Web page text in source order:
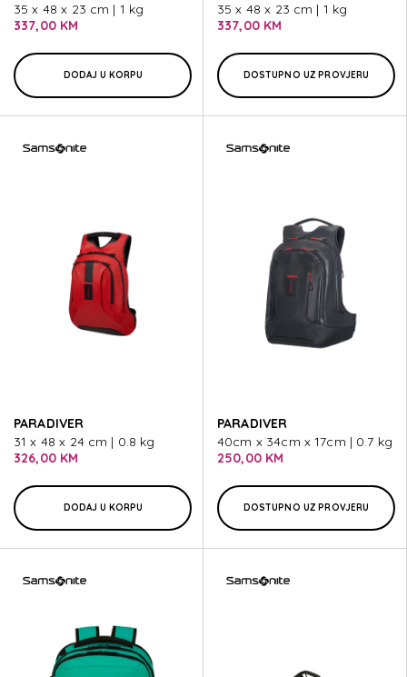
35 x 48 x 23 cm | 1 kg
337,00 KM
DODAJ U KORPU
35 x 48 x 23 cm | 1 kg
337,00 KM
DOSTUPNO UZ PROVJERU
PARADIVER
31 x 48 x 24 cm | 0.8 kg
326,00 KM
DODAJ U KORPU
PARADIVER
40cm x 34cm x 17cm | 0.7 kg
250,00 KM
DOSTUPNO UZ PROVJERU